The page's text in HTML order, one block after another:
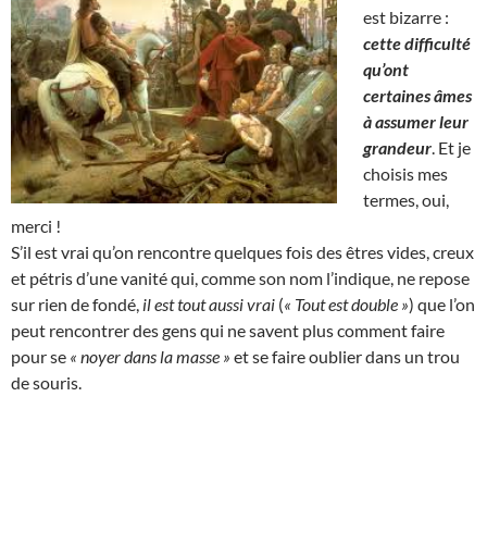
est bizarre :
cette difficulté
qu’ont
certaines âmes
à assumer leur
grandeur . Et je
choisis mes
termes, oui,
merci !
S’il est vrai qu’on rencontre quelques fois des êtres vides, creux
et pétris d’une vanité qui, comme son nom l’indique, ne repose
sur rien de fondé, il est tout aussi vrai (« Tout est double ») que l’on
peut rencontrer des gens qui ne savent plus comment faire
pour se « noyer dans la masse » et se faire oublier dans un trou
de souris.